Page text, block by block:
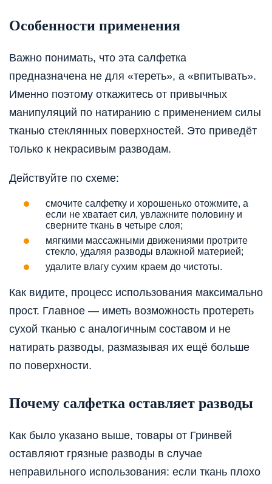
Особенности применения
Важно понимать, что эта салфетка
предназначена не для «тереть», а «впитывать».
Именно поэтому откажитесь от привычных
манипуляций по натиранию с применением силы
тканью стеклянных поверхностей. Это приведёт
только к некрасивым разводам.
Действуйте по схеме:
смочите салфетку и хорошенько отожмите, а
если не хватает сил, увлажните половину и
сверните ткань в четыре слоя;
мягкими массажными движениями протрите
стекло, удаляя разводы влажной материей;
удалите влагу сухим краем до чистоты.
Как видите, процесс использования максимально
прост. Главное — иметь возможность протереть
сухой тканью с аналогичным составом и не
натирать разводы, размазывая их ещё больше
по поверхности.
Почему салфетка оставляет разводы
Как было указано выше, товары от Гринвей
оставляют грязные разводы в случае
неправильного использования: если ткань плохо